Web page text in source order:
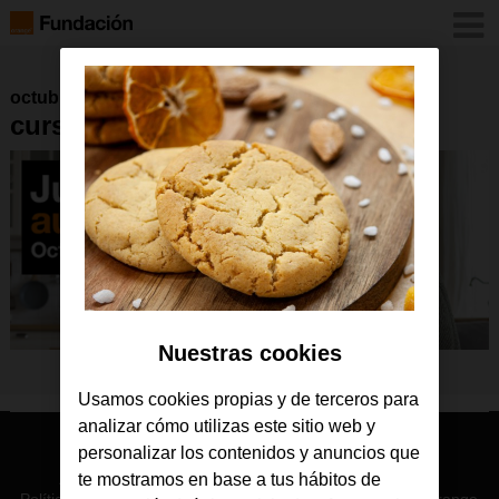
octubre 2025
cursosoct2025
© Orange 2026
Accesibilidad
Lectura accesible: Confort+
Contacto
Nuestras cookies
Usamos cookies propias y de terceros para
analizar cómo utilizas este sitio web y
personalizar los contenidos y anuncios que
te mostramos en base a tus hábitos de